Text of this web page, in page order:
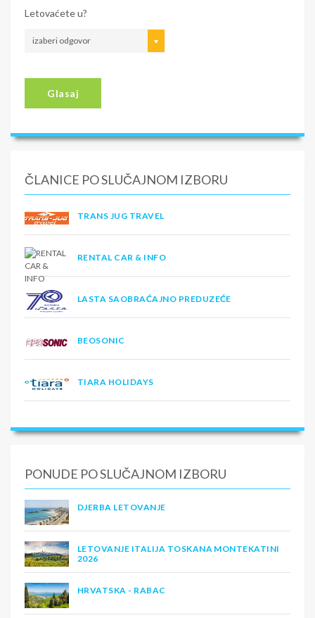
Letovaćete u?
izaberi odgovor
Glasaj
ČLANICE PO SLUČAJNOM IZBORU
TRANS JUG TRAVEL
RENTAL CAR & INFO
LASTA SAOBRAĆAJNO PREDUZEĆE
BEOSONIC
TIARA HOLIDAYS
PONUDE PO SLUČAJNOM IZBORU
DJERBA LETOVANJE
LETOVANJE ITALIJA TOSKANA MONTEKATINI
2026
HRVATSKA - RABAC